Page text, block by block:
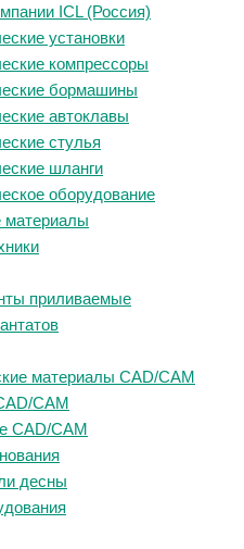
ICL (Россия)
установки
компрессоры
бормашины
автоклавы
стулья
шланги
оборудование
материалы
приливаемые
материалы CAD/CAM
CAM
CAD/CAM
десны